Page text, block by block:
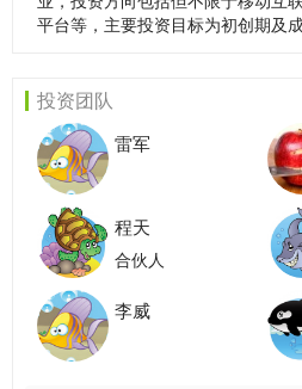
平台等，主要投资目标为初创期及
投资团队
雷军
程天
合伙人
李威